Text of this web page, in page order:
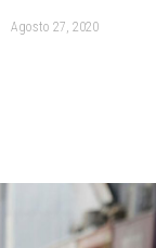
Agosto 27, 2020